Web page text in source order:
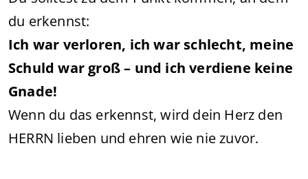
du erkennst:
Ich war verloren, ich war schlecht, meine
Schuld war groß – und ich verdiene keine
Gnade!
Wenn du das erkennst, wird dein Herz den
HERRN lieben und ehren wie nie zuvor.